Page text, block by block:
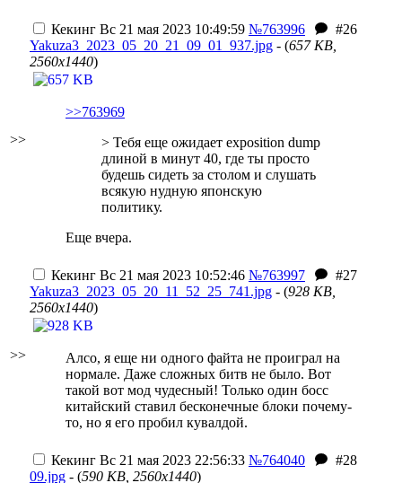
>>
Кекинг Вс 21 мая 2023 10:49:59 №763996
#26
Yakuza3_2023_05_20_21_09_01_937.jpg - (657 KB,
2560x1440)
>>763969
> Тебя еще ожидает exposition dump
длиной в минут 40, где ты просто
будешь сидеть за столом и слушать
всякую нудную японскую
политику.
Еще вчера.
>>
Кекинг Вс 21 мая 2023 10:52:46 №763997
#27
Yakuza3_2023_05_20_11_52_25_741.jpg - (928 KB,
2560x1440)
Алсо, я еще ни одного файта не проиграл на
нормале. Даже сложных битв не было. Вот
такой вот мод чудесный! Только один босс
китайский ставил бесконечные блоки почему-
то, но я его пробил кувалдой.
Кекинг Вс 21 мая 2023 22:56:33 №764040
#28
09.jpg - (590 KB, 2560x1440)